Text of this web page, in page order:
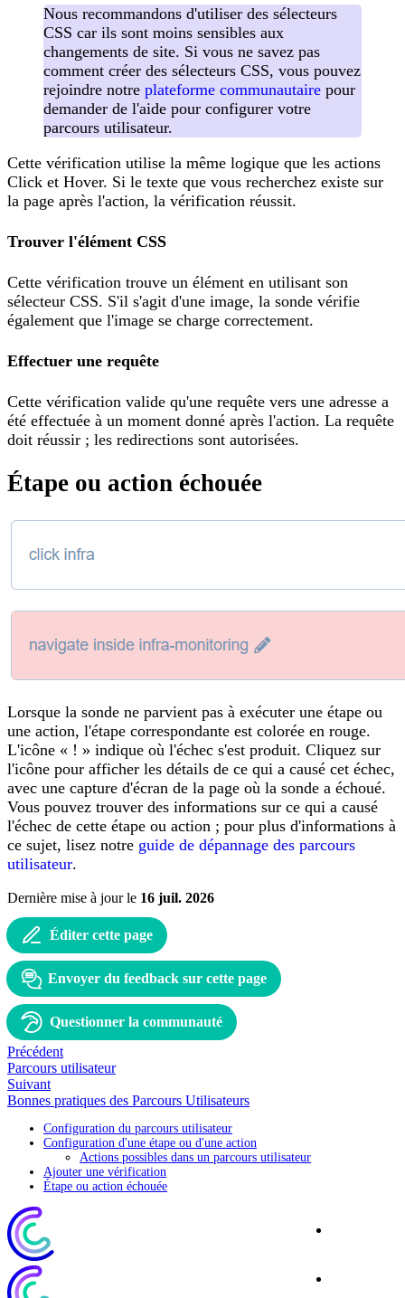
Nous recommandons d'utiliser des sélecteurs
CSS car ils sont moins sensibles aux
changements de site. Si vous ne savez pas
comment créer des sélecteurs CSS, vous pouvez
rejoindre notre plateforme communautaire pour
demander de l'aide pour configurer votre
parcours utilisateur.
Cette vérification utilise la même logique que les actions
Click et Hover. Si le texte que vous recherchez existe sur
la page après l'action, la vérification réussit.
Trouver l'élément CSS
Cette vérification trouve un élément en utilisant son
sélecteur CSS. S'il s'agit d'une image, la sonde vérifie
également que l'image se charge correctement.
Effectuer une requête
Cette vérification valide qu'une requête vers une adresse a
été effectuée à un moment donné après l'action. La requête
doit réussir ; les redirections sont autorisées.
Étape ou action échouée
Lorsque la sonde ne parvient pas à exécuter une étape ou
une action, l'étape correspondante est colorée en rouge.
L'icône « ! » indique où l'échec s'est produit. Cliquez sur
l'icône pour afficher les détails de ce qui a causé cet échec,
avec une capture d'écran de la page où la sonde a échoué.
Vous pouvez trouver des informations sur ce qui a causé
l'échec de cette étape ou action ; pour plus d'informations à
ce sujet, lisez notre guide de dépannage des parcours
utilisateur.
Dernière mise à jourle 16 juil. 2026
Éditer cette page
Envoyer du feedback sur cette page
Questionner la communauté
Précédent
Parcours utilisateur
Suivant
Bonnes pratiques des Parcours Utilisateurs
Configuration du parcours utilisateur
Configuration d'une étape ou d'une action
Actions possibles dans un parcours utilisateur
Ajouter une vérification
Étape ou action échouée